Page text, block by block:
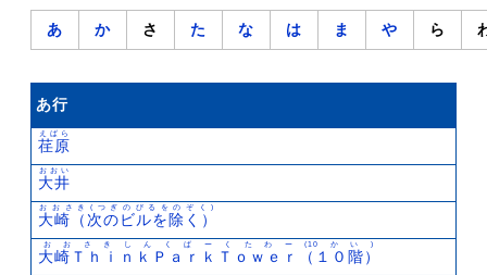
あ か さ た な は ま や ら
あ行
荏原
えばら
大井
おおい
大崎（次のビルを除く）
おおさき(つぎのびるをのぞく)
大崎ＴｈｉｎｋＰａｒｋＴｏｗｅｒ（１０階）
おおさきしんくぱーくたわー(10かい)